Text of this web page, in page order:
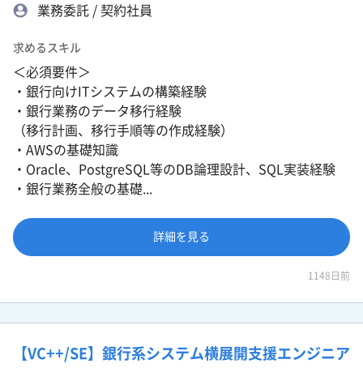
業務委託 / 契約社員
求めるスキル
＜必須要件＞
・銀行向けITシステムの構築経験
・銀行業務のデータ移行経験
（移行計画、移行手順等の作成経験）
・AWSの基礎知識
・Oracle、PostgreSQL等のDB論理設計、SQL実装経験
・銀行業務全般の基礎...
詳細を見る
1148日前
【VC++/SE】銀行系システム横展開支援エンジニア